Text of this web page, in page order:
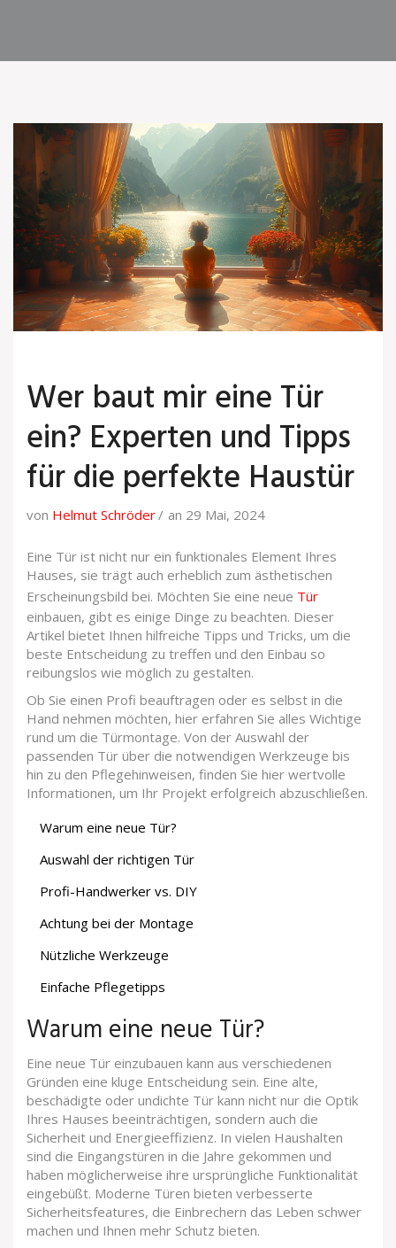
Wer baut mir eine Tür
ein? Experten und Tipps
für die perfekte Haustür
von Helmut Schröder an 29 Mai, 2024
Eine Tür ist nicht nur ein funktionales Element Ihres
Hauses, sie trägt auch erheblich zum ästhetischen
Erscheinungsbild bei. Möchten Sie eine neue Tür
einbauen, gibt es einige Dinge zu beachten. Dieser
Artikel bietet Ihnen hilfreiche Tipps und Tricks, um die
beste Entscheidung zu treffen und den Einbau so
reibungslos wie möglich zu gestalten.
Ob Sie einen Profi beauftragen oder es selbst in die
Hand nehmen möchten, hier erfahren Sie alles Wichtige
rund um die Türmontage. Von der Auswahl der
passenden Tür über die notwendigen Werkzeuge bis
hin zu den Pflegehinweisen, finden Sie hier wertvolle
Informationen, um Ihr Projekt erfolgreich abzuschließen.
Warum eine neue Tür?
Auswahl der richtigen Tür
Profi-Handwerker vs. DIY
Achtung bei der Montage
Nützliche Werkzeuge
Einfache Pflegetipps
Warum eine neue Tür?
Eine neue Tür einzubauen kann aus verschiedenen
Gründen eine kluge Entscheidung sein. Eine alte,
beschädigte oder undichte Tür kann nicht nur die Optik
Ihres Hauses beeinträchtigen, sondern auch die
Sicherheit und Energieeffizienz. In vielen Haushalten
sind die Eingangstüren in die Jahre gekommen und
haben möglicherweise ihre ursprüngliche Funktionalität
eingebüßt. Moderne Türen bieten verbesserte
Sicherheitsfeatures, die Einbrechern das Leben schwer
machen und Ihnen mehr Schutz bieten.